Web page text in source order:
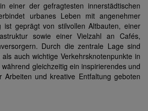
einer der gefragtesten innerstädtischen
urbanes Leben mit angenehmer
ist geprägt von stilvollen Altbauten, einer
sowie einer Vielzahl an Cafés,
Durch die zentrale Lage sind
auch wichtige Verkehrsknotenpunkte in
gleichzeitig ein inspirierendes und
Arbeiten und kreative Entfaltung geboten